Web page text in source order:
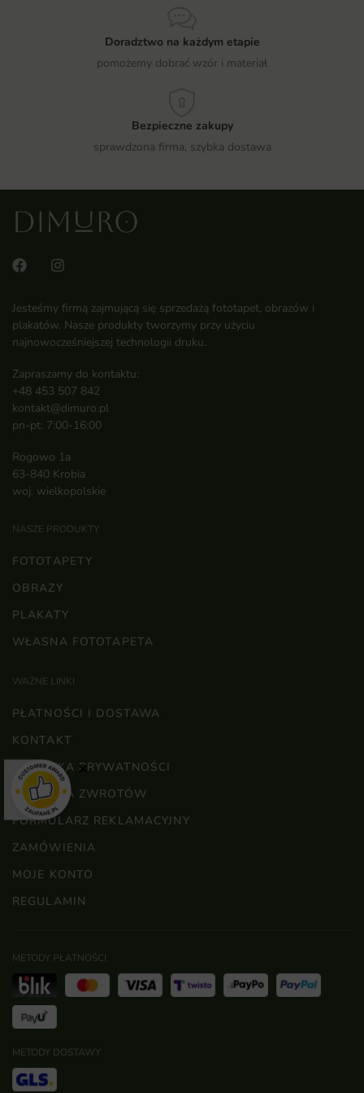
Doradztwo na każdym etapie
pomożemy dobrać wzór i materiał
Bezpieczne zakupy
sprawdzona firma, szybka dostawa
Jesteśmy firmą zajmującą się sprzedażą fototapet, obrazów i
plakatów. Nasze produkty tworzymy przy użyciu
najnowocześniejszej technologii druku.
Zapraszamy do kontaktu:
+48 453 507 842
kontakt@dimuro.pl
pn-pt: 7:00-16:00
Rogowo 1a
63-840 Krobia
woj. wielkopolskie
NASZE PRODUKTY
FOTOTAPETY
OBRAZY
PLAKATY
WŁASNA FOTOTAPETA
WAŻNE LINKI
PŁATNOŚCI I DOSTAWA
KONTAKT
POLITYKA PRYWATNOŚCI
POLITYKA ZWROTÓW
FORMULARZ REKLAMACYJNY
ZAMÓWIENIA
MOJE KONTO
REGULAMIN
METODY PŁATNOŚCI
METODY DOSTAWY
×